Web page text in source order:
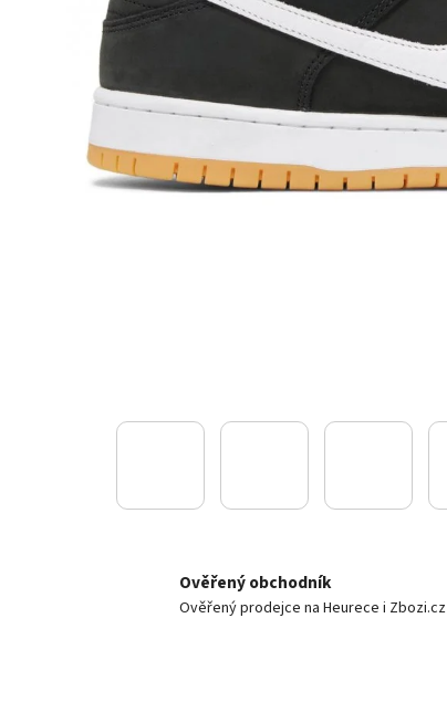
Ověřený obchodník
Ověřený prodejce na Heurece i Zbozi.cz